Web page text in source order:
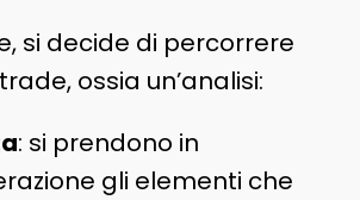
si decide di percorrere
ossia un’analisi:
: si prendono in
gli elementi che